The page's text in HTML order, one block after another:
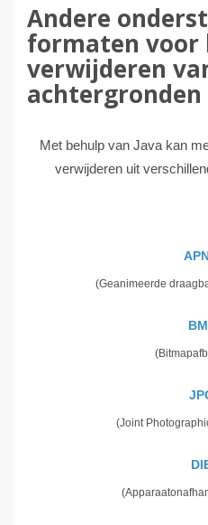
Andere
formaten voor
verwijderen
achtergronden
Met behulp van Java kan
verwijderen uit
(Geanimeerde
(Joint